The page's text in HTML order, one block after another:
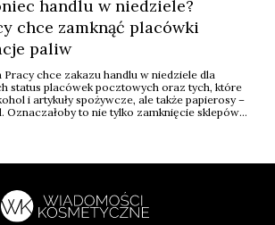
handlu w niedziele?
chce zamknąć placówki
paliw
chce zakazu handlu w niedziele dla
status placówek pocztowych oraz tych, które
i artykuły spożywcze, ale także papierosy –
Oznaczałoby to nie tylko zamknięcie sklepów